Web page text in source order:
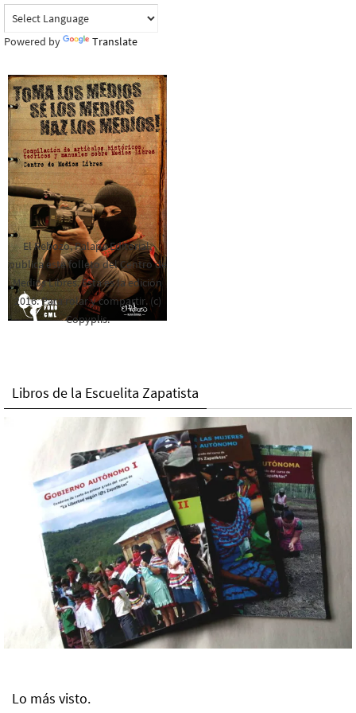
Powered by Translate
El Rebozo, Palapa Editorial,
publica este folleto del Centro de
Medios Libres. Esta es la edición
2016. Para rolar y compartir. (c)
Copyplis.
Libros de la Escuelita Zapatista
Lo más visto.